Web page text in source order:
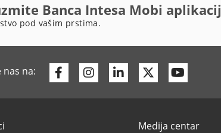
Banca Intesa Mobi
pod vašim prstima.
na: FacebookInstagram
LinkedinTwitter
Medija centar